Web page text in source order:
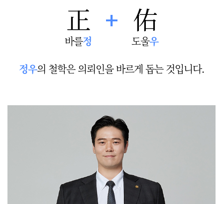
正
바를정
佑
도울우
정우의 철학은 의뢰인을 바르게 돕는 것입니다.